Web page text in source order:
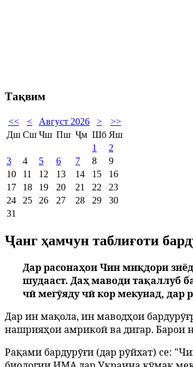
Тақвим
<< < Август 2026 >
>>
Дш Сш Чш Пш Ҷм Шб Яш
1
2
3
4 5 6 7 8
9
10
11 12 13 14 15
16
17
18 19 20 21 22
23
24
25 26 27 28 29
30
31
Ҷанг ҳамчун таблиғоти
Дар расонаҳои Чин миқдори
шудааст. Даҳ маводи тақаллуб
чӣ мегӯяду чӣ кор мекунад,
Дар ин мақола, ин маводҳои
нашрияҳои амрикоӣ ва дигар. Барои
Рақами бардурӯғи (дар рӯйхат) се: